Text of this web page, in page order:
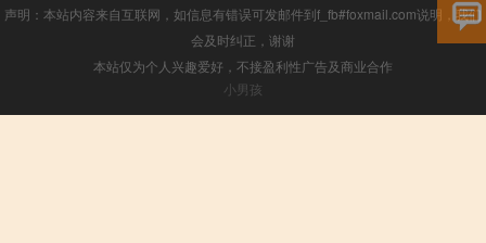
声明：本站内容来自互联网，如信息有错误可发邮件到f_fb#foxmail.com说明，我们
会及时纠正，谢谢
本站仅为个人兴趣爱好，不接盈利性广告及商业合作
小男孩